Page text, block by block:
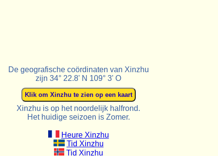
De geografische coördinaten van Xinzhu
zijn 34° 22.8' N 109° 3' O
Xinzhu is op het noordelijk halfrond.
Het huidige seizoen is Zomer.
Heure Xinzhu
Tid Xinzhu
Tid Xinzhu